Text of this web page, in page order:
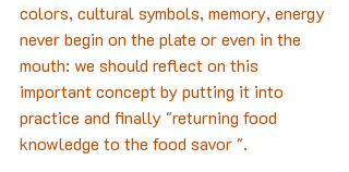
colors, cultural symbols, memory, energy
never begin on the plate or even in the
mouth: we should reflect on this
important concept by putting it into
practice and finally "returning food
knowledge to the food savor ".